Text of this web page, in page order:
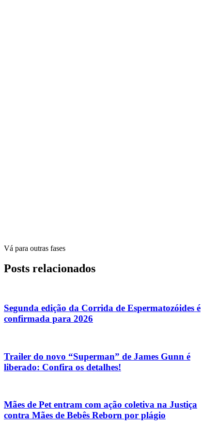
Vá para outras fases
Posts relacionados
Segunda edição da Corrida de Espermatozóides é
confirmada para 2026
Trailer do novo “Superman” de James Gunn é
liberado: Confira os detalhes!
Mães de Pet entram com ação coletiva na Justiça
contra Mães de Bebês Reborn por plágio